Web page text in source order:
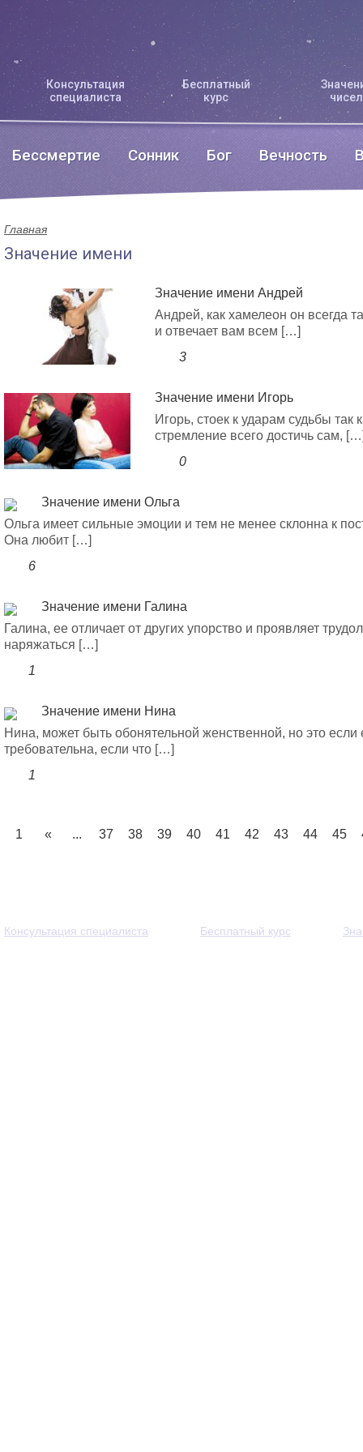
Консультация
специалиста
Бесплатный
курс
чисел
Бессмертие Сонник Бог Вечность
Главная
Значение имени
Значение имени Андрей
Андрей, как хамелеон он всегда
и отвечает вам всем […]
3
Значение имени Игорь
Игорь, стоек к ударам судьбы так
стремление всего достичь сам,
0
Значение имени Ольга
Ольга имеет сильные эмоции и тем не менее склонна к
Она любит […]
6
Значение имени Галина
Галина, ее отличает от других упорство и проявляет
наряжаться […]
1
Значение имени Нина
Нина, может быть обонятельной женственной, но это
требовательна, если что […]
1
1 « ... 37 38 39 40 41 42 43 44 45
Консультация специалиста Бесплатный курс